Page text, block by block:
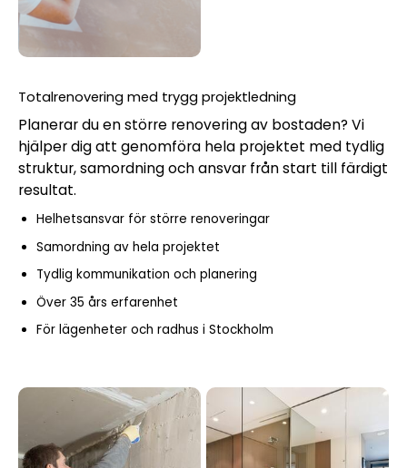
Totalrenovering med trygg projektledning
Planerar du en större renovering av bostaden? Vi
hjälper dig att genomföra hela projektet med tydlig
struktur, samordning och ansvar från start till färdigt
resultat.
Helhetsansvar för större renoveringar
Samordning av hela projektet
Tydlig kommunikation och planering
Över 35 års erfarenhet
För lägenheter och radhus i Stockholm